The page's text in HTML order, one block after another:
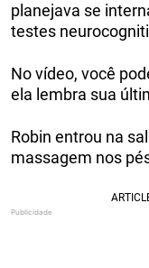
planejava se
testes
No vídeo, você
ela lembra sua
Robin entrou na
massagem nos